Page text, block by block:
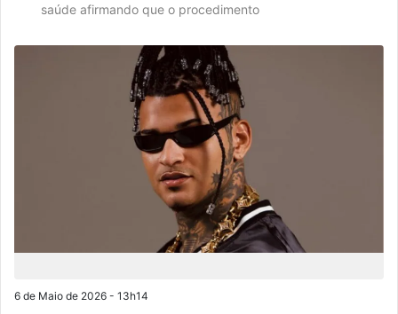
saúde afirmando que o procedimento
6 de Maio de 2026 - 13h14